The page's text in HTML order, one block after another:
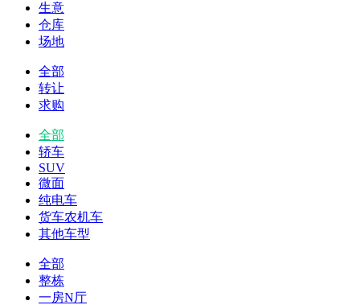
生意
仓库
场地
全部
转让
求购
全部
轿车
SUV
微面
纯电车
货车农机车
其他车型
全部
整栋
一房N厅